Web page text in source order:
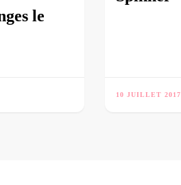
le
10 JUILLET 2017